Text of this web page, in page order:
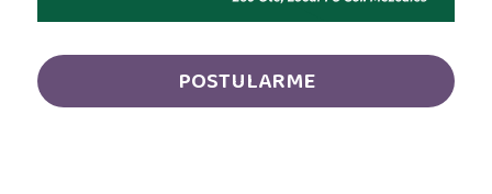
Auxiliar de Inventarios
Auxiliar de LimpiezaPOSTULARME